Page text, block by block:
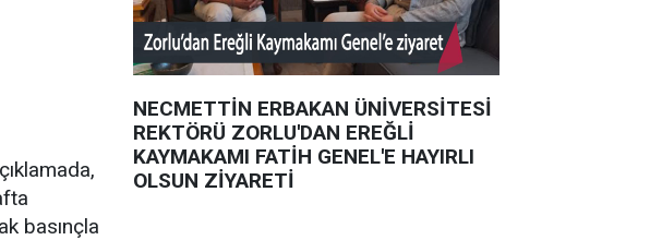
basınçla
NECMETTİN ERBAKAN ÜNİVERSİTESİ
REKTÖRÜ ZORLU'DAN EREĞLİ
KAYMAKAMI FATİH GENEL'E HAYIRLI
OLSUN ZİYARETİ